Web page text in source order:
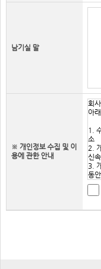
남기실 말
※ 개인정보 수집 및 이
용에 관한 안내